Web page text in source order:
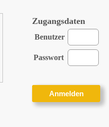
Zugangsdaten
Benutzer
Passwort